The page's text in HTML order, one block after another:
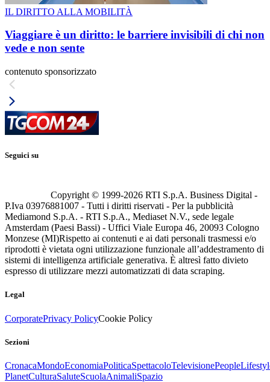
IL DIRITTO ALLA MOBILITÀ
Viaggiare è un diritto: le barriere invisibili di chi non
vede e non sente
contenuto sponsorizzato
Seguici su
Copyright © 1999-2026 RTI S.p.A. Business Digital -
P.Iva 03976881007 - Tutti i diritti riservati - Per la pubblicità
Mediamond S.p.A. - RTI S.p.A., Mediaset N.V., sede legale
Amsterdam (Paesi Bassi) - Uffici Viale Europa 46, 20093 Cologno
Monzese (MI)Rispetto ai contenuti e ai dati personali trasmessi e/o
riprodotti è vietata ogni utilizzazione funzionale all’addestramento di
sistemi di intelligenza artificiale generativa. È altresì fatto divieto
espresso di utilizzare mezzi automatizzati di data scraping.
Legal
CorporatePrivacy PolicyCookie Policy
Sezioni
CronacaMondoEconomiaPoliticaSpettacoloTelevisionePeople
PlanetCulturaSaluteScuolaAnimaliSpazio